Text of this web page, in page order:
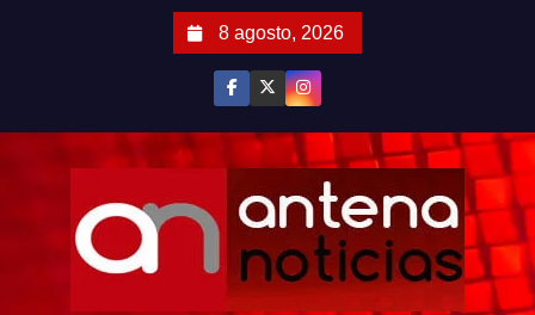
8 agosto, 2026